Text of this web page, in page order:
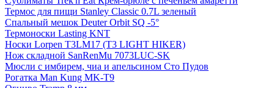
Термос для пищи Stanley Classic 0.7L зеленый
Спальный мешок Deuter Orbit SQ -5°
Термоноски Lasting KNT
Носки Lorpen T3LM17 (T3 LIGHT HIKER)
Нож складной SanRenMu 7073LUC-SK
Мюсли с имбирем, чиа и апельсином Сто Пудов
Рогатка Man Kung MK-T9